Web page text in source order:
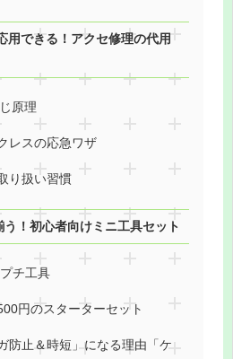
用できる！アクセ修理の代用
原理
レスの応急ワザ
り扱い習慣
！初心者向けミニ工具セット
チ工具
円のスターターセット
防止＆時短」になる理由「ケ